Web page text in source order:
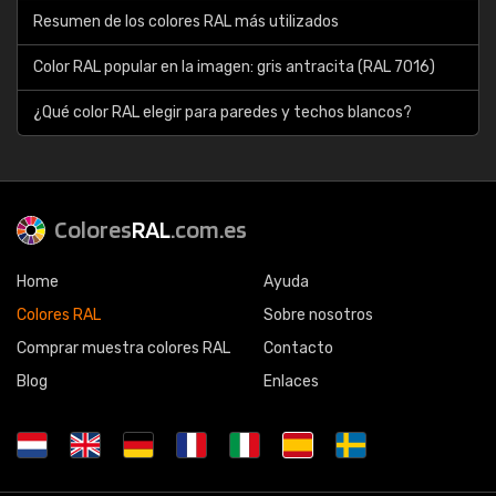
Resumen de los colores RAL más utilizados
Color RAL popular en la imagen: gris antracita (RAL 7016)
¿Qué color RAL elegir para paredes y techos blancos?
ColoresRAL.com.es
Home
Colores RAL
Comprar muestra colores RAL
Blog
Ayuda
Sobre nosotros
Contacto
Enlaces